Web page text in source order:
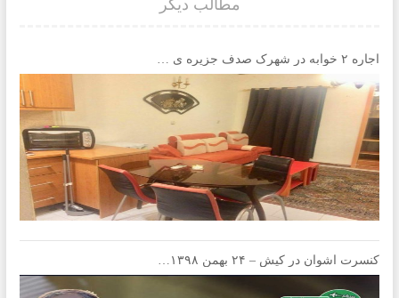
مطالب دیگر
اجاره ۲ خوابه در شهرک صدف جزیره ی کیش
کنسرت اشوان در کیش – ۲۴ بهمن ۱۳۹۸ – تالار پرشین – خرید آنلاین بلیط